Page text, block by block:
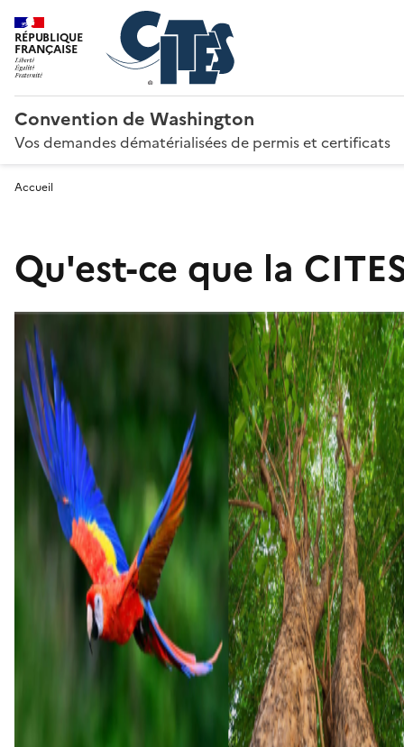
RÉPUBLIQUE
FRANÇAISE
Convention de Washington
Vos demandes dématérialisées de permis et certificats
Accueil
Qu'est-ce que la